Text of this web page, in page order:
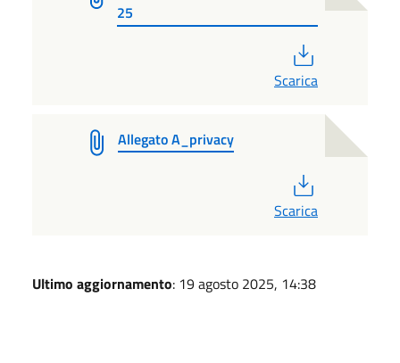
25
Scarica
Allegato A_privacy
Scarica
Ultimo aggiornamento: 19 agosto 2025, 14:38